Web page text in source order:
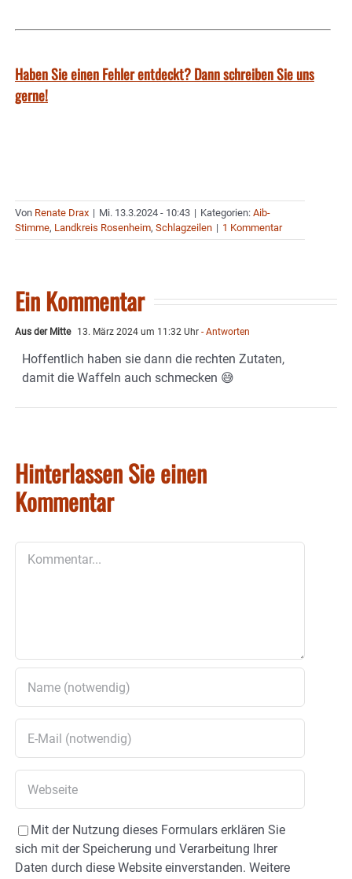
Haben Sie einen Fehler entdeckt? Dann schreiben Sie uns
gerne!
Von Renate Drax | Mi. 13.3.2024 - 10:43 | Kategorien: Aib-
Stimme, Landkreis Rosenheim, Schlagzeilen | 1 Kommentar
Ein Kommentar
Aus der Mitte 13. März 2024 um 11:32 Uhr - Antworten
Hoffentlich haben sie dann die rechten Zutaten,
damit die Waffeln auch schmecken 😅
Hinterlassen Sie einen
Kommentar
Mit der Nutzung dieses Formulars erklären Sie
sich mit der Speicherung und Verarbeitung Ihrer
Daten durch diese Website einverstanden. Weitere